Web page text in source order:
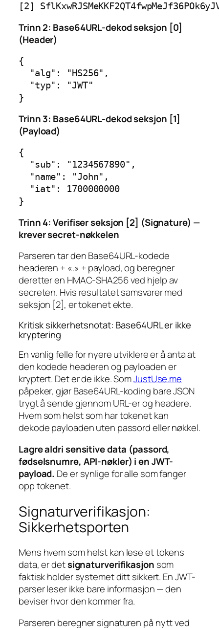
Trinn 2: Base64URL-dekod seksjon [0]
(Header)
{
  "alg": "HS256",
  "typ": "JWT"
Trinn 3: Base64URL-dekod seksjon [1]
(Payload)
{
  "sub": "1234567890",
  "name": "John",
  "iat": 1700000000
Trinn 4: Verifiser seksjon [2] (Signature) —
krever secret-nøkkelen
Parseren tar den Base64URL-kodede
headeren + «.» + payload, og beregner
deretter en HMAC-SHA256 ved hjelp av
secreten. Hvis resultatet samsvarer med
seksjon [2], er tokenet ekte.
Kritisk sikkerhetsnotat: Base64URL er ikke
kryptering
En vanlig felle for nyere utviklere er å anta at
den kodede headeren og payloaden er
kryptert. Det er de ikke. SomJustUse.me
påpeker, gjør Base64URL-koding bare JSON
trygt å sende gjennom URL-er og headere.
Hvem som helst som har tokenet kan
dekode payloaden uten passord eller nøkkel.
Lagre aldri sensitive data (passord,
fødselsnumre, API-nøkler) i en JWT-
payload. De er synlige for alle som fanger
opp tokenet.
Signaturverifikasjon:
Sikkerhetsporten
Mens hvem som helst kan lese et tokens
data, er detsignaturverifikasjon som
faktisk holder systemet ditt sikkert. En JWT-
parser leser ikke bare informasjon — den
beviser hvor den kommer fra.
Parseren beregner signaturen på nytt ved